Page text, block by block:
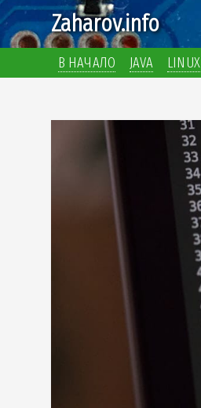
Zaharov.info
В НАЧАЛО JAVA LINUX